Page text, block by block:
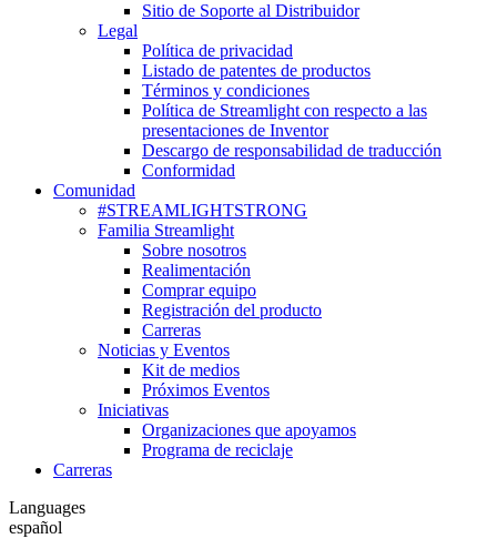
Sitio de Soporte al Distribuidor
Legal
Política de privacidad
Listado de patentes de productos
Términos y condiciones
Política de Streamlight con respecto a las
presentaciones de Inventor
Descargo de responsabilidad de traducción
Conformidad
Comunidad
#STREAMLIGHTSTRONG
Familia Streamlight
Sobre nosotros
Realimentación
Comprar equipo
Registración del producto
Carreras
Noticias y Eventos
Kit de medios
Próximos Eventos
Iniciativas
Organizaciones que apoyamos
Programa de reciclaje
Carreras
Languages
español